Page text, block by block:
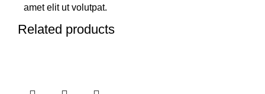
amet elit ut volutpat.
Related products